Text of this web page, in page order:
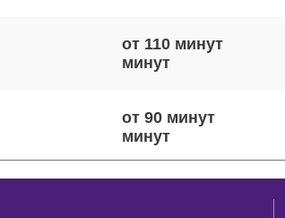
от 110 минут
от 90 минут